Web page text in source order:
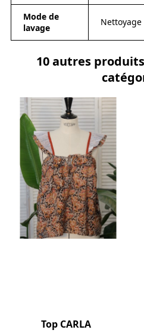
Mode de
lavage
10 autres
Top CARLA